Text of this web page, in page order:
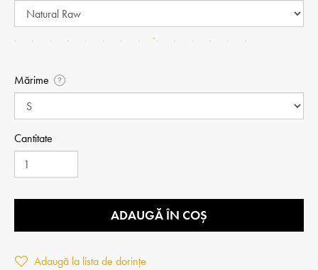
Mărime ?
Cantitate
ADAUGĂ ÎN COȘ
Adaugă la lista de dorințe